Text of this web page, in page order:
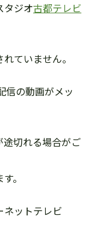
ジオ古都テレビ
ていません。
信の動画がメッ
切れる場合がご
。
ネットテレビ